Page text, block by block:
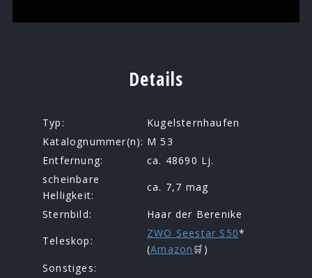
Details
Typ:
Kugelsternhaufen
Katalognummer(n): M 53
Entfernung:
ca. 48690 Lj.
scheinbare
Helligkeit:
ca. 7,7 mag
Sternbild:
Haar der Berenike
Teleskop:
ZWO Seestar S50*
(Amazon 🛒)
Sonstiges: